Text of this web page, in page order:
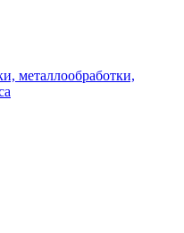
металлообработки,